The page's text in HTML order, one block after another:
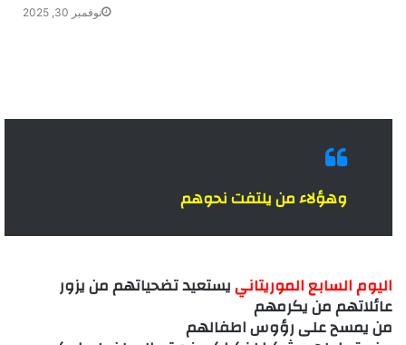
نوفمبر 30, 2025
وهؤلاء من يلتفت نحوهم
اليوم السابع الموريتانييستعيد تضحياتهم من يزور
عائلاتهم من يكرمهم
من يمسح على رؤوس اطفالهم